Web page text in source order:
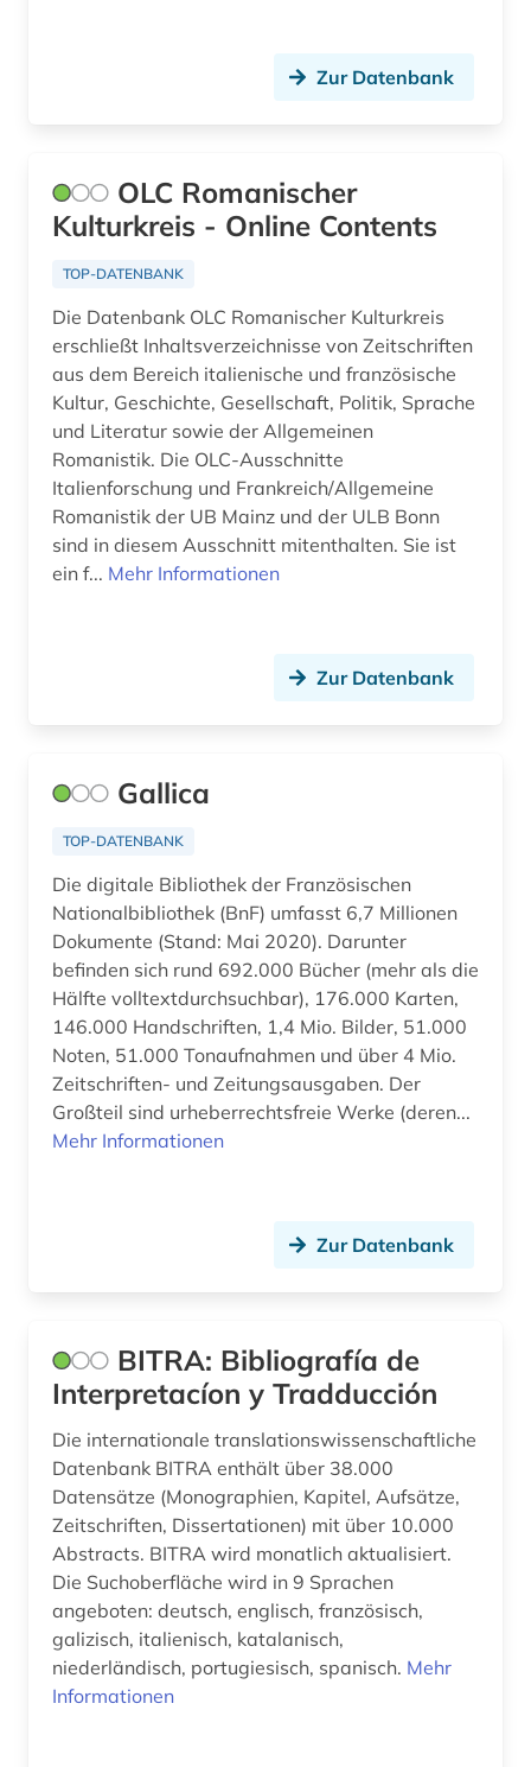
Zur Datenbank
OLC Romanischer
Kulturkreis - Online Contents
TOP-DATENBANK
Die Datenbank OLC Romanischer Kulturkreis
erschließt Inhaltsverzeichnisse von Zeitschriften
aus dem Bereich italienische und französische
Kultur, Geschichte, Gesellschaft, Politik, Sprache
und Literatur sowie der Allgemeinen
Romanistik. Die OLC-Ausschnitte
Italienforschung und Frankreich/Allgemeine
Romanistik der UB Mainz und der ULB Bonn
sind in diesem Ausschnitt mitenthalten. Sie ist
ein f... Mehr Informationen
Zur Datenbank
Gallica
TOP-DATENBANK
Die digitale Bibliothek der Französischen
Nationalbibliothek (BnF) umfasst 6,7 Millionen
Dokumente (Stand: Mai 2020). Darunter
befinden sich rund 692.000 Bücher (mehr als die
Hälfte volltextdurchsuchbar), 176.000 Karten,
146.000 Handschriften, 1,4 Mio. Bilder, 51.000
Noten, 51.000 Tonaufnahmen und über 4 Mio.
Zeitschriften- und Zeitungsausgaben. Der
Großteil sind urheberrechtsfreie Werke (deren...
Mehr Informationen
Zur Datenbank
BITRA: Bibliografía de
Interpretacíon y Tradducción
Die internationale translationswissenschaftliche
Datenbank BITRA enthält über 38.000
Datensätze (Monographien, Kapitel, Aufsätze,
Zeitschriften, Dissertationen) mit über 10.000
Abstracts. BITRA wird monatlich aktualisiert.
Die Suchoberfläche wird in 9 Sprachen
angeboten: deutsch, englisch, französisch,
galizisch, italienisch, katalanisch,
niederländisch, portugiesisch, spanisch. Mehr
Informationen